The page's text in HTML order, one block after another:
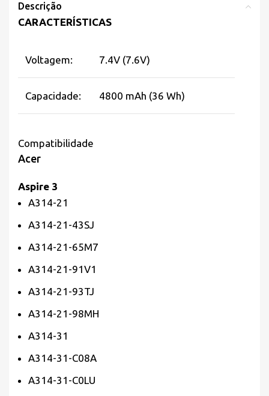
Descrição
CARACTERÍSTICAS
Voltagem: 7.4V (7.6V)
Capacidade: 4800 mAh (36 Wh)
Compatibilidade
Acer
Aspire 3
A314-21
A314-21-43SJ
A314-21-65M7
A314-21-91V1
A314-21-93TJ
A314-21-98MH
A314-31
A314-31-C08A
A314-31-C0LU